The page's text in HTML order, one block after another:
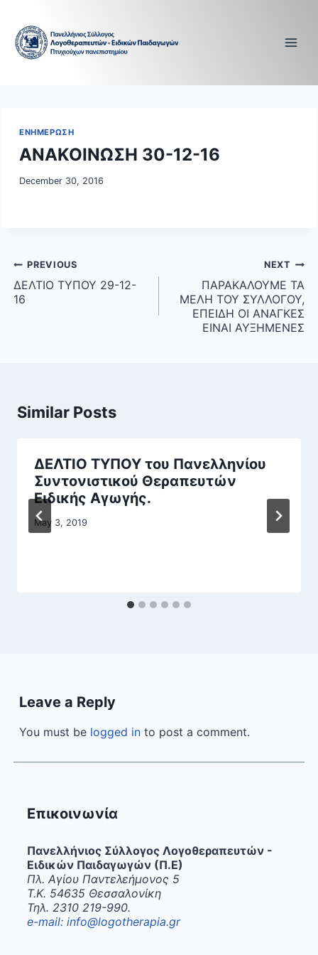
content
ΕΝΗΜΕΡΩΣΗ
ΑΝΑΚΟΙΝΩΣΗ 30-12-16
December 30, 2016
Post
navigation
PREVIOUS
ΔΕΛΤΙΟ ΤΥΠΟΥ 29-12-
16
NEXT
ΠΑΡΑΚΑΛΟΥΜΕ ΤΑ
ΜΕΛΗ ΤΟΥ ΣΥΛΛΟΓΟΥ,
ΕΠΕΙΔΗ ΟΙ ΑΝΑΓΚΕΣ
ΕΙΝΑΙ ΑΥΞΗΜΕΝΕΣ
Similar Posts
ΔΕΛΤΙΟ ΤΥΠΟΥ του Πανελληνίου
Συντονιστικού Θεραπευτών
Ειδικής Αγωγής.
May 3, 2019
Leave a Reply
You must be logged in to post a comment.
Επικοινωνία
Πανελλήνιος Σύλλογος Λογοθεραπευτών -
Ειδικών Παιδαγωγών (Π.Ε)
Πλ. Αγίου Παντελεήμονος 5
Τ.Κ. 54635 Θεσσαλονίκη
Τηλ. 2310 219-990.
e-mail: info@logotherapia.gr